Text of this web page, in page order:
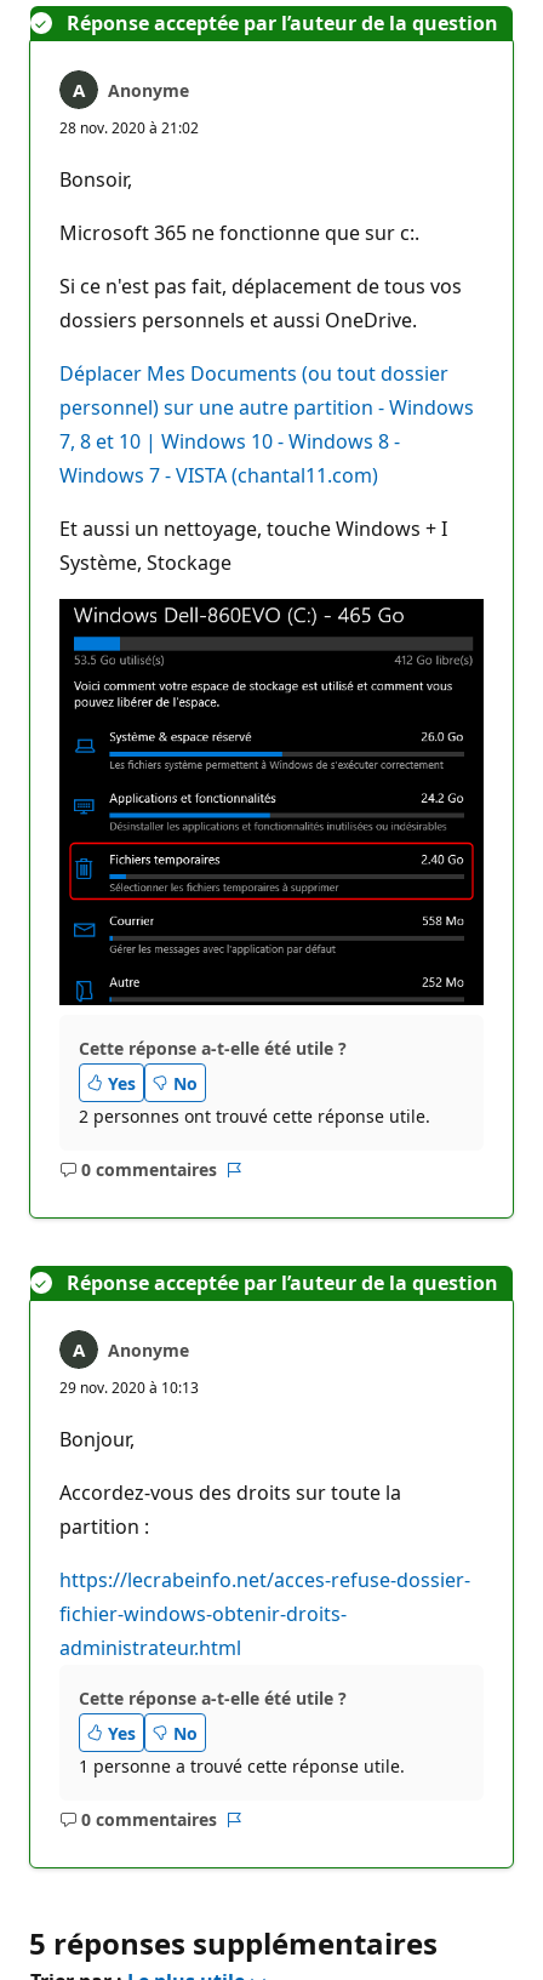
Réponse acceptée par l’auteur de la question
Anonyme
28 nov. 2020 à 21:02
Bonsoir,
Microsoft 365 ne fonctionne que sur c:.
Si ce n'est pas fait, déplacement de tous vos
dossiers personnels et aussi OneDrive.
Déplacer Mes Documents (ou tout dossier
personnel) sur une autre partition - Windows
7, 8 et 10 | Windows 10 - Windows 8 -
Windows 7 - VISTA (chantal11.com)
Et aussi un nettoyage, touche Windows + I
Système, Stockage
Cette réponse a-t-elle été utile ?
Yes
No
2 personnes ont trouvé cette réponse utile.
0 commentaires
Aucun
Réponse acceptée par l’auteur de la question
Anonyme
29 nov. 2020 à 10:13
Bonjour,
Accordez-vous des droits sur toute la
partition :
https://lecrabeinfo.net/acces-refuse-dossier-
fichier-windows-obtenir-droits-
administrateur.html
Cette réponse a-t-elle été utile ?
Yes
No
1 personne a trouvé cette réponse utile.
0 commentaires
Aucun
5 réponses supplémentaires